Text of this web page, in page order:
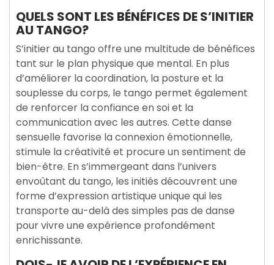
QUELS SONT LES BÉNÉFICES DE S’INITIER
AU TANGO?
S’initier au tango offre une multitude de bénéfices
tant sur le plan physique que mental. En plus
d’améliorer la coordination, la posture et la
souplesse du corps, le tango permet également
de renforcer la confiance en soi et la
communication avec les autres. Cette danse
sensuelle favorise la connexion émotionnelle,
stimule la créativité et procure un sentiment de
bien-être. En s’immergeant dans l’univers
envoûtant du tango, les initiés découvrent une
forme d’expression artistique unique qui les
transporte au-delà des simples pas de danse
pour vivre une expérience profondément
enrichissante.